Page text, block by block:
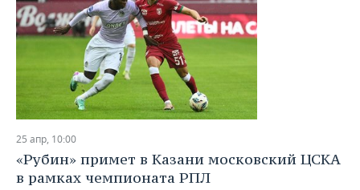
25 апр, 10:00
«Рубин» примет в Казани московский ЦСКА
в рамках чемпионата РПЛ